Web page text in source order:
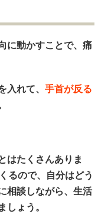
に動かすことで、痛
入れて、 手首が反る
はたくさんありま
るので、自分はどう
相談しながら、生活
しょう。